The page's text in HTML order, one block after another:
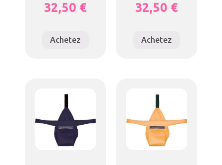
32,50 €
Achetez
32,50 €
Achetez